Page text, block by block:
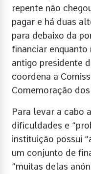
repente não
pagar e há duas
para debaixo da
financiar enquanto
antigo presidente
coordena a
Comemoração
Para levar a cabo
dificuldades e
instituição possui
um conjunto de
“muitas delas